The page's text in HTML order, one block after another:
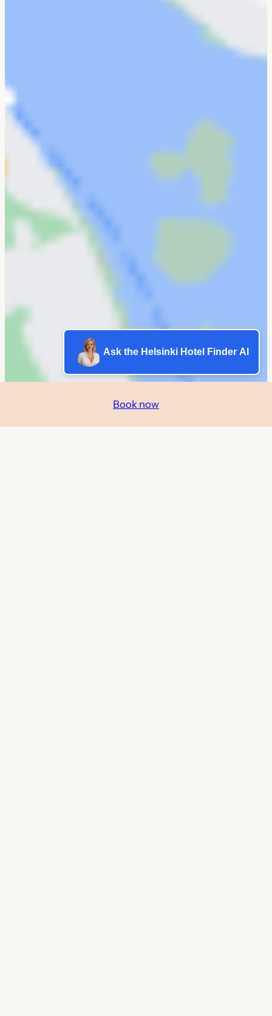
Book now
Ask the Helsinki Hotel Finder AI